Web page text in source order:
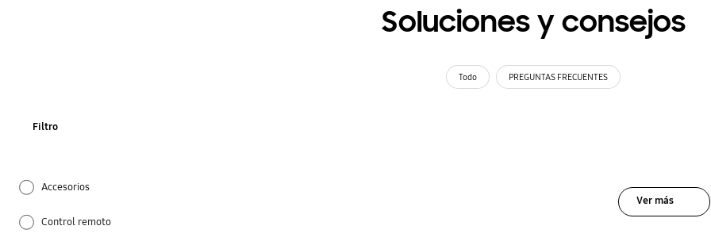
Soluciones y consejos
Todo PREGUNTAS FRECUENTES
Filtro
Accesorios
Control remoto
Ver más